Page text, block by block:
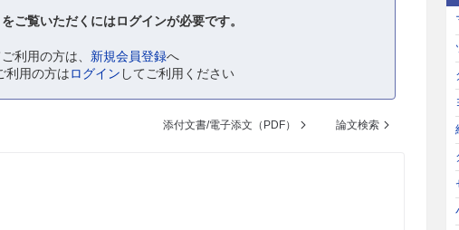
ご覧いただくにはログインが必要です。
利用の方は、 新規会員登録へ
利用の方はログイン してご利用ください
添付文書/電子添文（PDF） 論文検索